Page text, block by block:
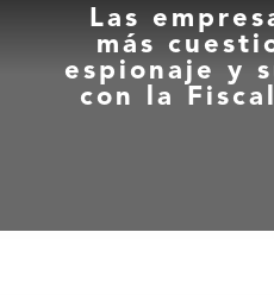
Las
más
espionaje y
con la